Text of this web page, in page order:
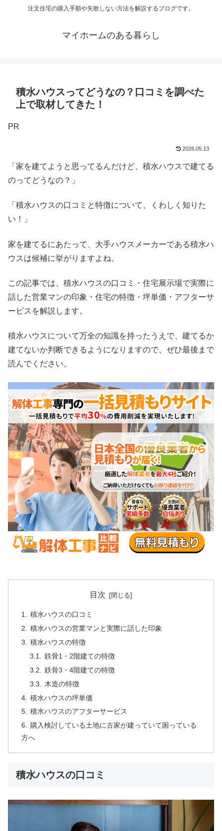
注文住宅の購入手順や失敗しない方法を解説するブログです。
マイホームのある暮らし
積水ハウスってどうなの？口コミを調べた
上で取材してきた！
PR
2026.05.13
「家を建てようと思ってるんだけど、積水ハウスで建てる
のってどうなの？」
「積水ハウスの口コミと特徴について、くわしく知りた
い！」
家を建てるにあたって、大手ハウスメーカーである積水ハ
ウスは候補に挙がりますよね。
この記事では、積水ハウスの口コミ・住宅展示場で実際に
話した営業マンの印象・住宅の特徴・坪単価・アフターサ
ービスを解説します。
積水ハウスについて万全の知識を持ったうえで、建てるか
建てないか判断できるようになりますので、ぜひ最後まで
読んでください。
目次
積水ハウスの口コミ
積水ハウスの営業マンと実際に話した印象
積水ハウスの特徴
鉄骨1・2階建ての特徴
鉄骨3・4階建ての特徴
木造の特徴
積水ハウスの坪単価
積水ハウスのアフターサービス
購入検討している土地に古家が建っていて困っている
方へ
積水ハウスの口コミ